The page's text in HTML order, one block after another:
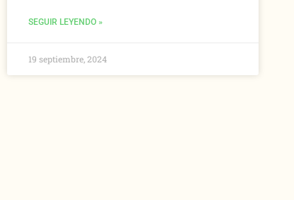
SEGUIR LEYENDO »
19 septiembre, 2024